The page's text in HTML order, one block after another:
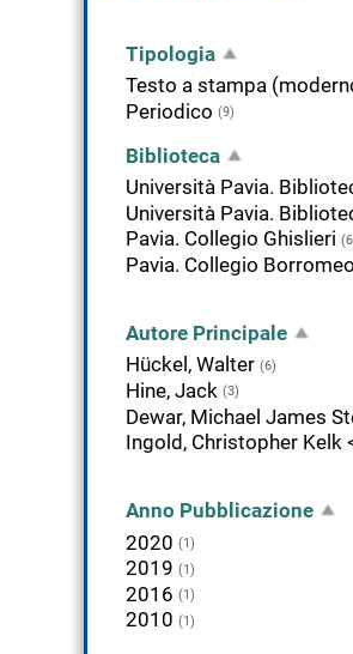
Tipologia
Testo a stampa
Periodico (9)
Biblioteca
Pavia. Collegio Ghislieri
Pavia. Collegio Borromeo
Autore Principale
Hückel, Walter (6)
Hine, Jack (3)
Anno Pubblicazione
2020 (1)
2019 (1)
2016 (1)
2010 (1)